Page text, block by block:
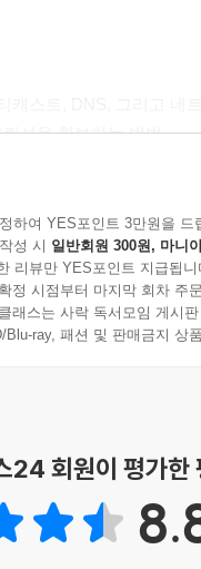
로 JSON을 네이티브
성을 확보하는 방법
케이션에 인증과 암호화
수 있는 데이터 포맷인
를 포함하는 메트릭스
드에 배포하는 방법과 시
하여 YES포인트 3만원을 드
성 시 일반회원 300원, 마니
리뷰만 YES포인트 지급됩니
정 시점부터 마지막 회차 주
래스는 사락 독서모임 게시
Blu-ray, 패션 및 판매금지 상
24 회원이 평가한